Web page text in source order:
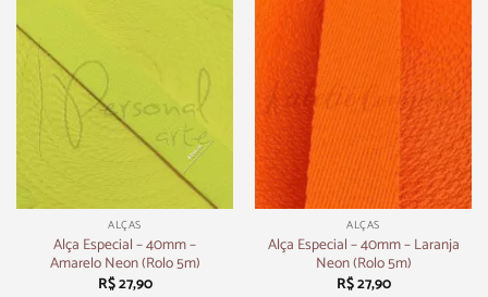
ALÇAS
Alça Especial – 40mm –
Amarelo Neon (Rolo 5m)
R$27,90
ALÇAS
Alça Especial – 40mm – Laranja
Neon (Rolo 5m)
R$27,90